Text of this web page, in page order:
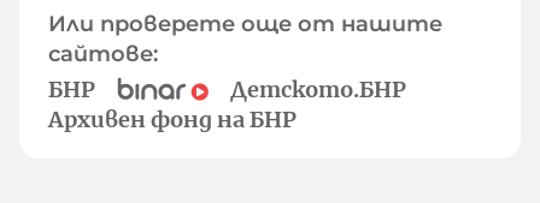
Или проверете още от нашите
сайтове:
БНР
Детското.БНР
Архивен фонд на БНР